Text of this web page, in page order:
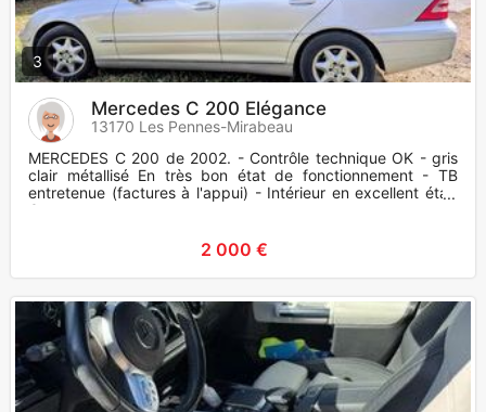
3
Mercedes C 200 Elégance
13170 Les Pennes-Mirabeau
MERCEDES C 200 de 2002. - Contrôle technique OK - gris
clair métallisé En très bon état de fonctionnement - TB
entretenue (factures à l'appui) - Intérieur en excellent état.
Con
2 000 €